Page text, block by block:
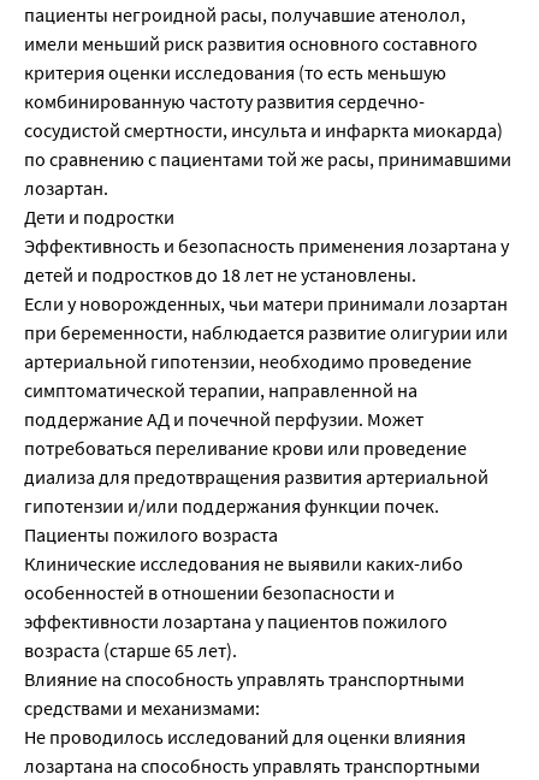
пациенты негроидной расы, получавшие атенолол,
имели меньший риск развития основного составного
критерия оценки исследования (то есть меньшую
комбинированную частоту развития сердечно-
сосудистой смертности, инсульта и инфаркта миокарда)
по сравнению с пациентами той же расы, принимавшими
лозартан.
Дети и подростки
Эффективность и безопасность применения лозартана у
детей и подростков до 18 лет не установлены.
Если у новорожденных, чьи матери принимали лозартан
при беременности, наблюдается развитие олигурии или
артериальной гипотензии, необходимо проведение
симптоматической терапии, направленной на
поддержание АД и почечной перфузии. Может
потребоваться переливание крови или проведение
диализа для предотвращения развития артериальной
гипотензии и/или поддержания функции почек.
Пациенты пожилого возраста
Клинические исследования не выявили каких-либо
особенностей в отношении безопасности и
эффективности лозартана у пациентов пожилого
возраста (старше 65 лет).
Влияние на способность управлять транспортными
средствами и механизмами:
Не проводилось исследований для оценки влияния
лозартана на способность управлять транспортными